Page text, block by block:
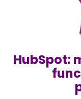
HubSpot: